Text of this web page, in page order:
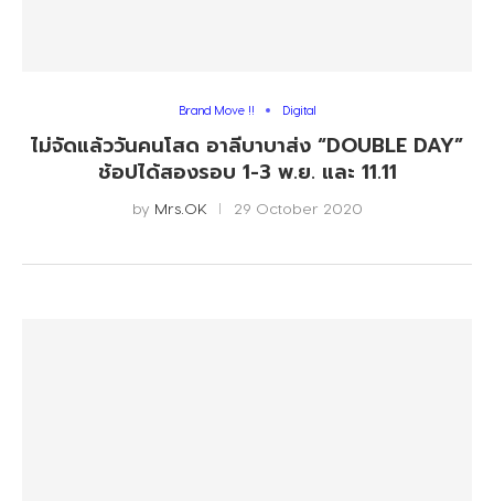
Brand Move !! Digital
ไม่จัดแล้ววันคนโสด อาลีบาบาส่ง “DOUBLE DAY”
ช้อปได้สองรอบ 1-3 พ.ย. และ 11.11
by Mrs.OK 29 October 2020